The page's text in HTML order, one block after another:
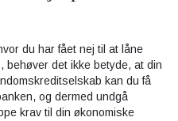
du har fået nej til at låne
behøver det ikke betyde, at din
kan du få
og dermed undgå
krav til din økonomiske